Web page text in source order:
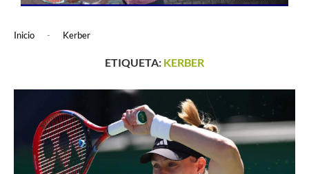
Inicio - Kerber
ETIQUETA: KERBER